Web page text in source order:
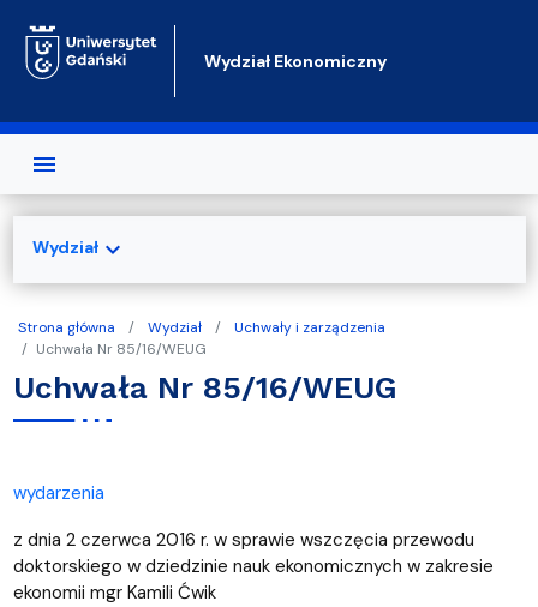
Wydział Ekonomiczny
Strona główna Wydział
Uchwały i zarządzenia
Uchwała Nr 85/16/WEUG
Uchwała Nr 85/16/WEUG
wydarzenia
z dnia 2 czerwca 2016 r. w sprawie wszczęcia przewodu
doktorskiego w dziedzinie nauk ekonomicznych w zakresie
ekonomii mgr Kamili Ćwik
Wydziałexpand_more